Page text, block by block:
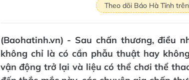
Theo dõi Báo Hà Tĩnh trên
(Baohatinh.vn) - Sau chấn thương, điều
không chỉ là có cần phẫu thuật hay
vận động trở lại và liệu có thể chơi thể